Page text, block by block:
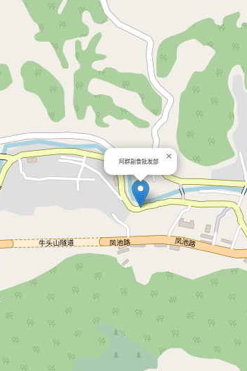
阿群副食批发部 ×